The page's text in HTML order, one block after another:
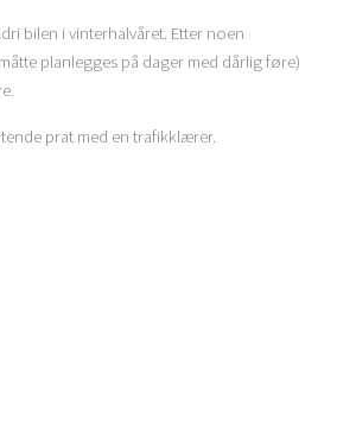
bilen i vinterhalvåret. Etter noen
planlegges på dager med dårlig føre)
prat med en trafikklærer.